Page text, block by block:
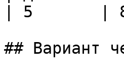
| 5       |
## Вариант